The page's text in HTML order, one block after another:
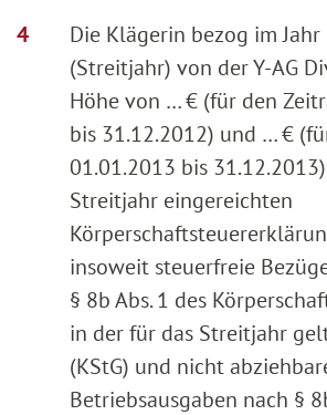
Die Klägerin bezog im
(Streitjahr) von der Y-AG
Höhe von … € (für den
bis 31.12.2012) und … €
01.01.2013 bis
Streitjahr eingereichten
insoweit steuerfreie
§ 8b Abs. 1 des
in der für das Streitjahr
(KStG) und nicht
Betriebsausgaben nach §